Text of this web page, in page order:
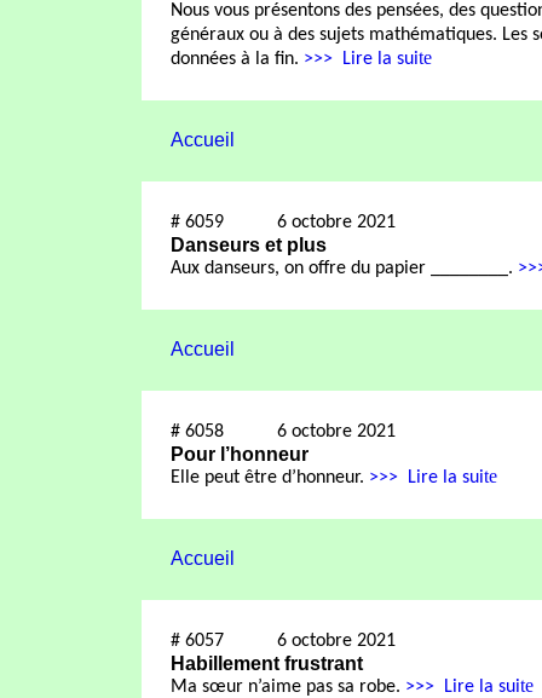
Nous vous présentons des pensées, des
généraux ou à des sujets mathématiques. Les
données à la fin. >>> Lire la suite
Accueil
# 6059 6 octobre 2021
Danseurs et plus
Aux danseurs, on offre du papier ________.
Accueil
# 6058 6 octobre 2021
Pour l’honneur
Elle peut être d’honneur. >>> Lire la suite
Accueil
# 6057 6 octobre 2021
Habillement frustrant
Ma sœur n’aime pas sa robe. >>> Lire la suite